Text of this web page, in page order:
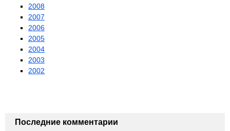
2008
2007
2006
2005
2004
2003
2002
Последние комментарии